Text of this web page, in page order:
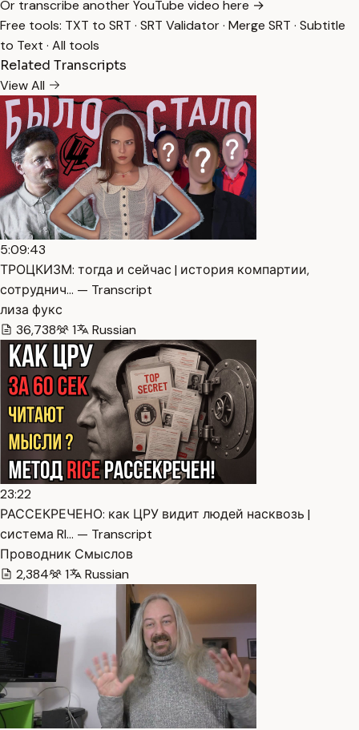
Or transcribe another YouTube video here →
Free tools: TXT to SRT · SRT Validator· Merge SRT · Subtitle
to Text · All tools
Related Transcripts
View All
5:09:43
ТРОЦКИЗМ: тогда и сейчас | история компартии,
сотруднич… — Transcript
лиза фукс
36,738
1 Russian
23:22
РАССЕКРЕЧЕНО: как ЦРУ видит людей насквозь |
система RI… — Transcript
Проводник Смыслов
2,384
1 Russian